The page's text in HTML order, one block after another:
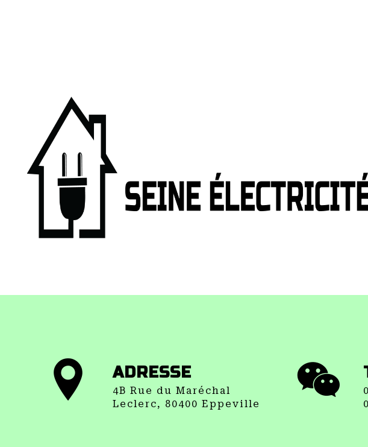
ADRESSE
4B Rue du Maréchal
Leclerc, 80400 Eppeville